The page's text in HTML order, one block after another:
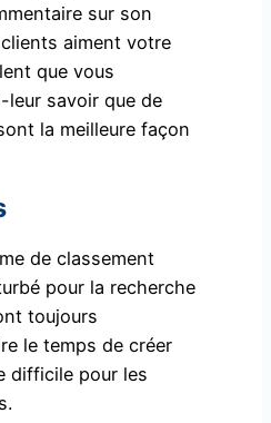
sur son
aiment votre
que vous
leur savoir que de
la meilleure façon
de classement
pour la recherche
toujours
le temps de créer
difficile pour les